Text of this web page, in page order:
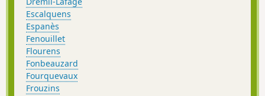
Escalquens
Espanès
Fenouillet
Flourens
Fonbeauzard
Fourquevaux
Frouzins